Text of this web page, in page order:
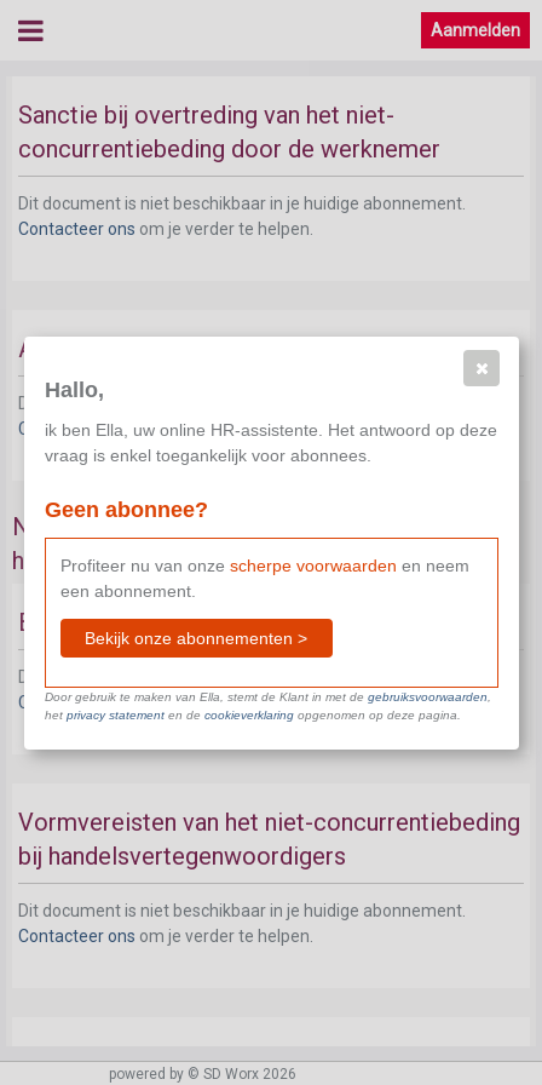
Aanmelden
Sanctie bij overtreding van het niet-
concurrentiebeding door de werknemer
Dit document is niet beschikbaar in je huidige abonnement.
Contacteer ons om je verder te helpen.
Afwijkingsbeding voor sommige bedienden
Dit document is niet beschikbaar in je huidige abonnement.
Contacteer onsom je verder te helpen.
Niet-concurrentiebeding
handelsvertegenwoordigers
Bijzonder statuut handelsvertegenwoordiger
Dit document is niet beschikbaar in je huidige abonnement.
Contacteer onsom je verder te helpen.
Vormvereisten van het niet-concurrentiebeding
bij handelsvertegenwoordigers
Dit document is niet beschikbaar in je huidige abonnement.
Contacteer ons om je verder te helpen.
Door de werkgever te betalen vergoeding bij
powered by © SD Worx 2026
Hallo,
ik ben Ella, uw online HR-assistente. Het antwoord op deze
vraag is enkel toegankelijk voor abonnees.
Geen abonnee?
Profiteer nu van onze scherpe voorwaarden en neem
een abonnement.
Bekijk onze abonnementen >
Door gebruik te maken van Ella, stemt de Klant in met de gebruiksvoorwaarden
het privacy statementen de cookieverklaringopgenomen op deze pagina.